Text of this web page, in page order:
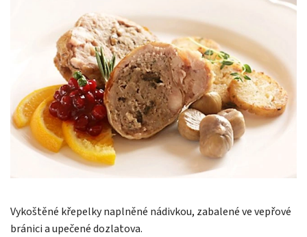
Vykoštěné křepelky naplněné nádivkou, zabalené ve vepřové
bránici a upečené dozlatova.